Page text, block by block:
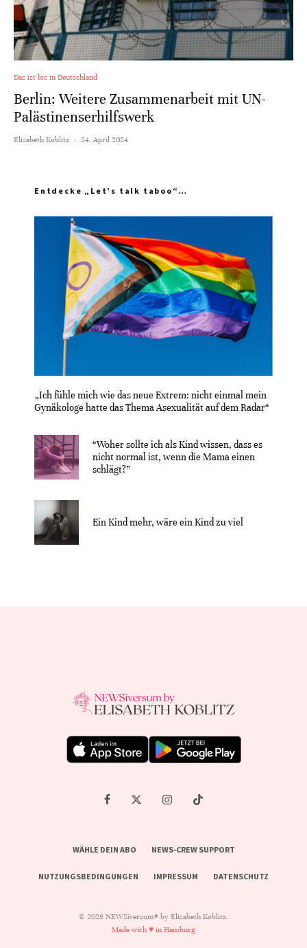
Das ist los in Deutschland
Berlin: Weitere Zusammenarbeit mit UN-
Palästinenserhilfswerk
Elisabeth Koblitz · 24. April 2024
Entdecke „Let’s talk taboo“…
„Ich fühle mich wie das neue Extrem: nicht einmal mein
Gynäkologe hatte das Thema Asexualität auf dem Radar“
“Woher sollte ich als Kind wissen, dass es
nicht normal ist, wenn die Mama einen
schlägt?”
Ein Kind mehr, wäre ein Kind zu viel
WÄHLE DEIN ABO NEWS-CREW SUPPORT
NUTZUNGSBEDINGUNGEN IMPRESSUM DATENSCHUTZ
© 2026 NEWSiversum® by Elisabeth Koblitz.
Made with ♥ in Hamburg